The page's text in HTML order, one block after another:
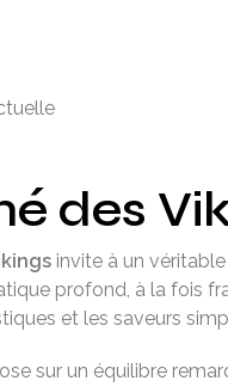
des
invite à un
profond, à la fois
et les saveurs
sur un équilibre